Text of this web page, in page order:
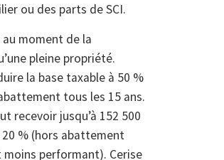
ou des parts de SCI.
moment de la
pleine propriété.
la base taxable à 50 %
tous les 15 ans.
recevoir jusqu’à 152 500
20 % (hors abattement
performant). Cerise